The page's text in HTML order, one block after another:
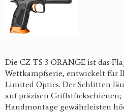
Die CZ TS 3 ORANGE ist das
Wettkampfserie, entwickelt für
Limited Optics. Der Schlitten
auf präzisen
Handmontage gewährleisten